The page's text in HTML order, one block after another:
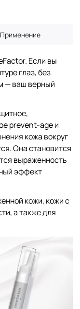
Применение
Если вы
глаз, без
— ваш верный
prevent-age и
кожа вокруг
Она становится
выраженность
эффект
кожи, кожи с
а также для